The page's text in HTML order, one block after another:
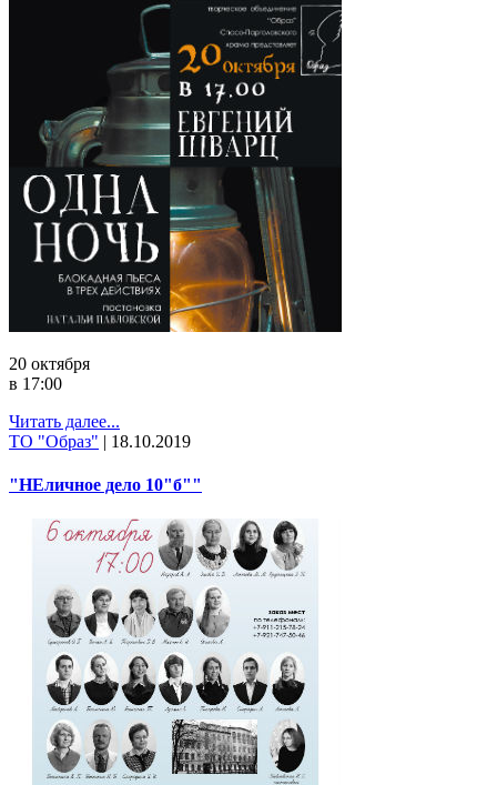
20 октября
в 17:00
Читать далее...
ТО "Образ" | 18.10.2019
"НЕличное дело 10"б""